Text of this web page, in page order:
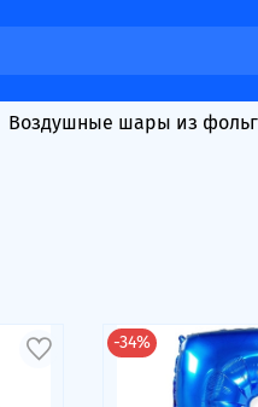
Воздушные шары из
-34%